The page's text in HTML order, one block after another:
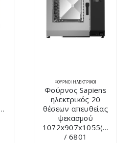
ΦΟΎΡΝΟΙ ΗΛΕΚΤΡΙΚΟΊ
Φούρνος Sapiens
ηλεκτρικός 20
θέσεων απευθείας
ψεκασμού
1072x907x1055(h)mm
/ 6801